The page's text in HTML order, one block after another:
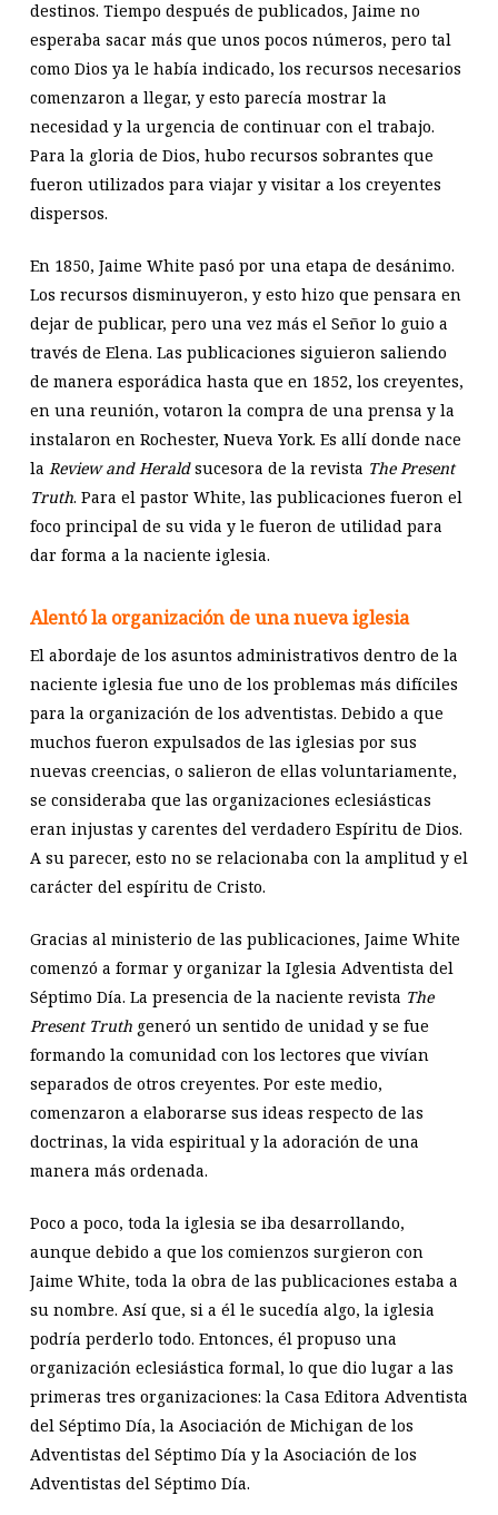
destinos. Tiempo después de publicados, Jaime no
esperaba sacar más que unos pocos números, pero tal
como Dios ya le había indicado, los recursos necesarios
comenzaron a llegar, y esto parecía mostrar la
necesidad y la urgencia de continuar con el trabajo.
Para la gloria de Dios, hubo recursos sobrantes que
fueron utilizados para viajar y visitar a los creyentes
dispersos.
En 1850, Jaime White pasó por una etapa de desánimo.
Los recursos disminuyeron, y esto hizo que pensara en
dejar de publicar, pero una vez más el Señor lo guio a
través de Elena. Las publicaciones siguieron saliendo
de manera esporádica hasta que en 1852, los creyentes,
en una reunión, votaron la compra de una prensa y la
instalaron en Rochester, Nueva York. Es allí donde nace
la Review and Heraldsucesora de la revista The Present
Truth. Para el pastor White, las publicaciones fueron el
foco principal de su vida y le fueron de utilidad para
dar forma a la naciente iglesia.
Alentó la organización de una nueva iglesia
El abordaje de los asuntos administrativos dentro de la
naciente iglesia fue uno de los problemas más difíciles
para la organización de los adventistas. Debido a que
muchos fueron expulsados de las iglesias por sus
nuevas creencias, o salieron de ellas voluntariamente,
se consideraba que las organizaciones eclesiásticas
eran injustas y carentes del verdadero Espíritu de Dios.
A su parecer, esto no se relacionaba con la amplitud y el
carácter del espíritu de Cristo.
Gracias al ministerio de las publicaciones, Jaime White
comenzó a formar y organizar la Iglesia Adventista del
Séptimo Día. La presencia de la naciente revista The
Present Truth generó un sentido de unidad y se fue
formando la comunidad con los lectores que vivían
separados de otros creyentes. Por este medio,
comenzaron a elaborarse sus ideas respecto de las
doctrinas, la vida espiritual y la adoración de una
manera más ordenada.
Poco a poco, toda la iglesia se iba desarrollando,
aunque debido a que los comienzos surgieron con
Jaime White, toda la obra de las publicaciones estaba a
su nombre. Así que, si a él le sucedía algo, la iglesia
podría perderlo todo. Entonces, él propuso una
organización eclesiástica formal, lo que dio lugar a las
primeras tres organizaciones: la Casa Editora Adventista
del Séptimo Día, la Asociación de Michigan de los
Adventistas del Séptimo Día y la Asociación de los
Adventistas del Séptimo Día.